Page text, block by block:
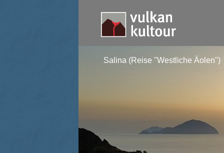
Salina (Reise "Westliche Äolen")